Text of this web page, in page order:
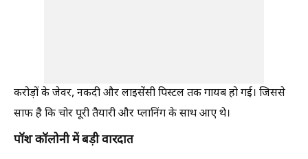
करोड़ों के जेवर, नकदी और लाइसेंसी पिस्टल तक गायब हो गई। जिससे
साफ है कि चोर पूरी तैयारी और प्लानिंग के साथ आए थे।
पॉश कॉलोनी में बड़ी वारदात